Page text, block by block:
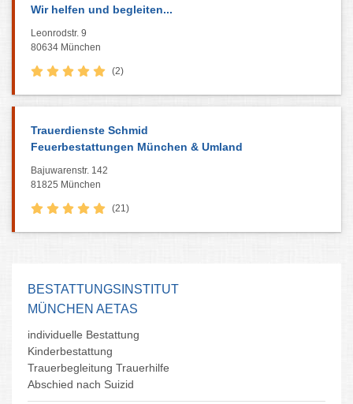
Wir helfen und begleiten...
Leonrodstr. 9
80634 München
(2)
Trauerdienste Schmid
Feuerbestattungen München & Umland
Bajuwarenstr. 142
81825 München
(21)
BESTATTUNGSINSTITUT
MÜNCHEN AETAS
individuelle Bestattung
Kinderbestattung
Trauerbegleitung Trauerhilfe
Abschied nach Suizid